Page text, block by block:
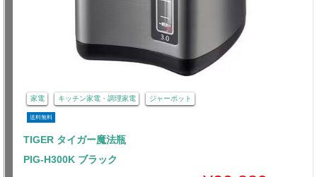
家電 キッチン家電・調理家電 ジャーポット
送料無料
TIGER タイガー魔法瓶
PIG-H300K ブラック